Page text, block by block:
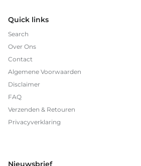
Quick links
Search
Over Ons
Contact
Algemene Voorwaarden
Disclaimer
FAQ
Verzenden & Retouren
Privacyverklaring
Nieuwsbrief